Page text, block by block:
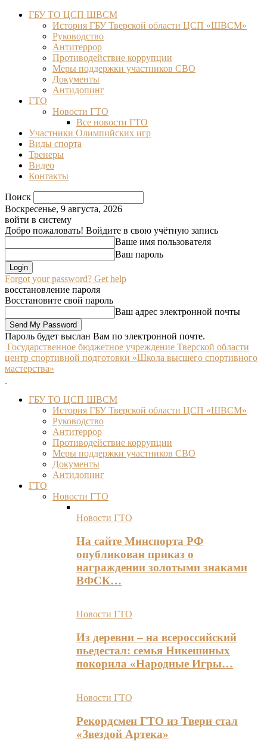
ГБУ ТО ЦСП ШВСМ
История ГБУ Тверской области ЦСП «ШВСМ»
Руководство
Антитеррор
Противодействие коррупции
Меры поддержки участников СВО
Документы
Антидопинг
ГТО
Новости ГТО
Все новости ГТО
Участники Олимпийских игр
Виды спорта
Тренеры
Видео
Контакты
Поиск
Воскресенье, 9 августа, 2026
войти в систему
Добро пожаловать! Войдите в свою учётную запись
Ваше имя пользователя
Ваш пароль
Forgot your password? Get help
восстановление пароля
Восстановите свой пароль
Ваш адрес электронной почты
Пароль будет выслан Вам по электронной почте.
Государственное бюджетное учреждение Тверской области
центр спортивной подготовки «Школа высшего спортивного
мастерства»
ГБУ ТО ЦСП ШВСМ
История ГБУ Тверской области ЦСП «ШВСМ»
Руководство
Антитеррор
Противодействие коррупции
Меры поддержки участников СВО
Документы
Антидопинг
ГТО
Новости ГТО
Новости ГТО
На сайте Минспорта РФ
опубликован приказ о
награждении золотыми знаками
ВФСК…
Новости ГТО
Из деревни – на всероссийский
пьедестал: семья Никешиных
покорила «Народные Игры…
Новости ГТО
Рекордсмен ГТО из Твери стал
«Звездой Артека»